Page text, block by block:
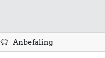
Anbefaling